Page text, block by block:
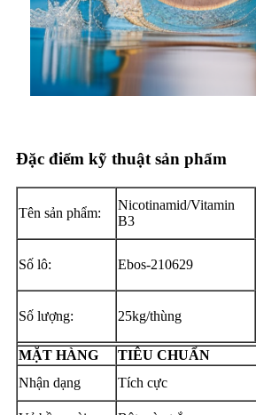
Đặc điểm kỹ thuật sản phẩm
Tên sản phẩm:
Nicotinamid/Vitamin
B3
Số lô: Ebos-210629
Số lượng: 25kg/thùng
MẶT HÀNG TIÊU CHUẨN
Nhận dạng
Tích cực